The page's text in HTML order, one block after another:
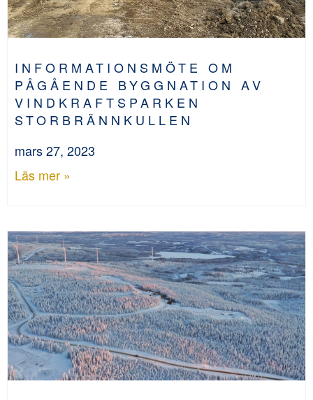
INFORMATIONSMÖTE OM
PÅGÅENDE BYGGNATION AV
VINDKRAFTSPARKEN
STORBRÄNNKULLEN
mars 27, 2023
Läs mer »